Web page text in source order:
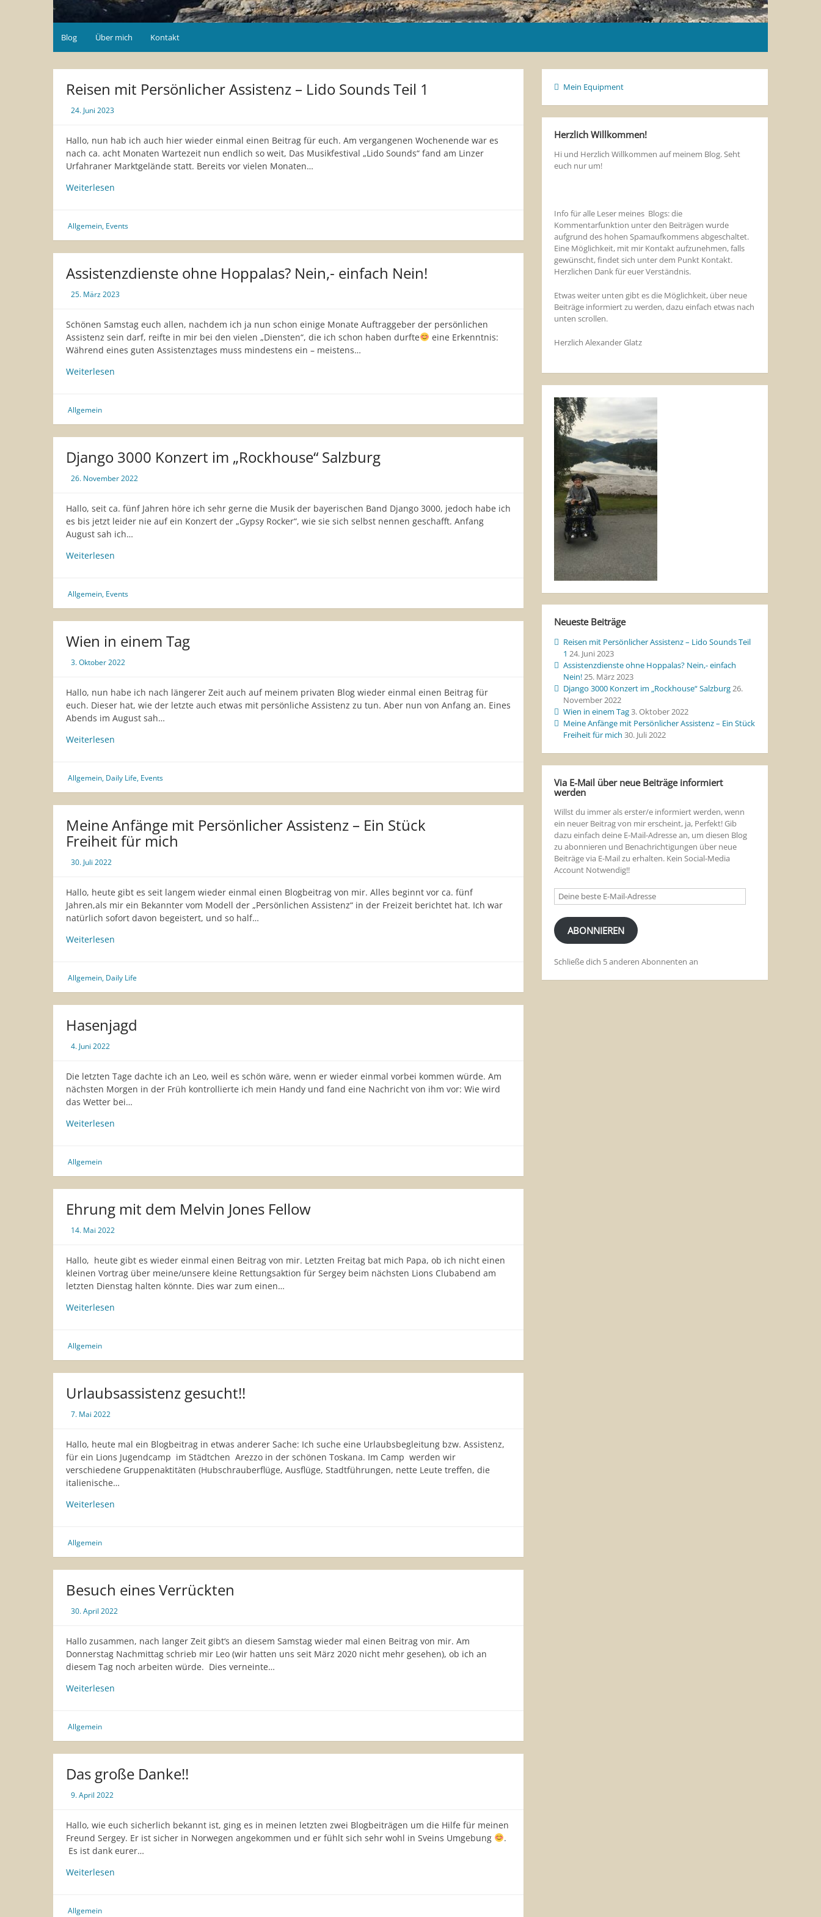
Blog Über mich Kontakt
Reisen mit Persönlicher Assistenz – Lido Sounds Teil 1
24. Juni 2023
Hallo, nun hab ich auch hier wieder einmal einen Beitrag für euch. Am vergangenen Wochenende war es
nach ca. acht Monaten Wartezeit nun endlich so weit, Das Musikfestival „Lido Sounds“ fand am Linzer
Urfahraner Marktgelände statt. Bereits vor vielen Monaten…
Weiterlesen
Assistenz
–
Lido
Teil
1
Allgemein, Events
Assistenzdienste ohne Hoppalas? Nein,- einfach Nein!
25. März 2023
Schönen Samstag euch allen, nachdem ich ja nun schon einige Monate Auftraggeber der persönlichen
Assistenz sein darf, reifte in mir bei den vielen „Diensten“, die ich schon haben durfte
eine Erkenntnis:
Während eines guten Assistenztages muss mindestens ein – meistens…
Weiterlesen
einfach
Nein!
Allgemein
Django 3000 Konzert im „Rockhouse“ Salzburg
26. November 2022
Hallo, seit ca. fünf Jahren höre ich sehr gerne die Musik der bayerischen Band Django 3000, jedoch habe ich
es bis jetzt leider nie auf ein Konzert der „Gypsy Rocker“, wie sie sich selbst nennen geschafft. Anfang
August sah ich…
Weiterlesen
im
„Rockhouse“
Salzburg
Allgemein, Events
Wien in einem Tag
3. Oktober 2022
Hallo, nun habe ich nach längerer Zeit auch auf meinem privaten Blog wieder einmal einen Beitrag für
euch. Dieser hat, wie der letzte auch etwas mit persönliche Assistenz zu tun. Aber nun von Anfang an. Eines
Abends im August sah…
Weiterlesen
Tag
Allgemein, Daily Life, Events
Meine Anfänge mit Persönlicher Assistenz – Ein Stück
Freiheit für mich
30. Juli 2022
Hallo, heute gibt es seit langem wieder einmal einen Blogbeitrag von mir. Alles beginnt vor ca. fünf
Jahren,als mir ein Bekannter vom Modell der „Persönlichen Assistenz“ in der Freizeit berichtet hat. Ich war
natürlich sofort davon begeistert, und so half…
Weiterlesen
Persönlicher
Assistenz
–
Stück
Allgemein, Daily Life
Hasenjagd
4. Juni 2022
Die letzten Tage dachte ich an Leo, weil es schön wäre, wenn er wieder einmal vorbei kommen würde. Am
nächsten Morgen in der Früh kontrollierte ich mein Handy und fand eine Nachricht von ihm vor: Wie wird
das Wetter bei…
Weiterlesen
Allgemein
Ehrung mit dem Melvin Jones Fellow
14. Mai 2022
Hallo, heute gibt es wieder einmal einen Beitrag von mir. Letzten Freitag bat mich Papa, ob ich nicht einen
kleinen Vortrag über meine/unsere kleine Rettungsaktion für Sergey beim nächsten Lions Clubabend am
letzten Dienstag halten könnte. Dies war zum einen…
Weiterlesen
Jones
Fellow
Allgemein
Urlaubsassistenz gesucht!!
7. Mai 2022
Hallo, heute mal ein Blogbeitrag in etwas anderer Sache: Ich suche eine Urlaubsbegleitung bzw. Assistenz,
für ein Lions Jugendcamp im Städtchen Arezzo in der schönen Toskana. Im Camp werden wir
verschiedene Gruppenaktitäten (Hubschrauberflüge, Ausflüge, Stadtführungen, nette Leute treffen, die
italienische…
Weiterlesen
Allgemein
Besuch eines Verrückten
30. April 2022
Hallo zusammen, nach langer Zeit gibt‘s an diesem Samstag wieder mal einen Beitrag von mir. Am
Donnerstag Nachmittag schrieb mir Leo (wir hatten uns seit März 2020 nicht mehr gesehen), ob ich an
diesem Tag noch arbeiten würde. Dies verneinte…
Weiterlesen
Allgemein
Das große Danke!!
9. April 2022
Hallo, wie euch sicherlich bekannt ist, ging es in meinen letzten zwei Blogbeiträgen um die Hilfe für meinen
Freund Sergey. Er ist sicher in Norwegen angekommen und er fühlt sich sehr wohl in Sveins Umgebung
.
Es ist dank eurer…
Weiterlesen
Allgemein
Mein Equipment
Herzlich Willkommen!
Hi und Herzlich Willkommen auf meinem Blog. Seht
euch nur um!
Info für alle Leser meines Blogs: die
Kommentarfunktion unter den Beiträgen wurde
aufgrund des hohen Spamaufkommens abgeschaltet.
Eine Möglichkeit, mit mir Kontakt aufzunehmen, falls
gewünscht, findet sich unter dem Punkt Kontakt.
Herzlichen Dank für euer Verständnis.
Etwas weiter unten gibt es die Möglichkeit, über neue
Beiträge informiert zu werden, dazu einfach etwas nach
unten scrollen.
Herzlich Alexander Glatz
Neueste Beiträge
Reisen mit Persönlicher Assistenz – Lido Sounds Teil
1 24. Juni 2023
Assistenzdienste ohne Hoppalas? Nein,- einfach
Nein!25. März 2023
Django 3000 Konzert im „Rockhouse“ Salzburg26.
November 2022
Wien in einem Tag3. Oktober 2022
Meine Anfänge mit Persönlicher Assistenz – Ein Stück
Freiheit für mich 30. Juli 2022
Via E-Mail über neue Beiträge informiert
werden
Willst du immer als erster/e informiert werden, wenn
ein neuer Beitrag von mir erscheint, ja, Perfekt! Gib
dazu einfach deine E-Mail-Adresse an, um diesen Blog
zu abonnieren und Benachrichtigungen über neue
Beiträge via E-Mail zu erhalten. Kein Social-Media
Account Notwendig!!
Deine
beste
E-
Mail-
Adresse
ABONNIEREN
Schließe dich 5 anderen Abonnenten an